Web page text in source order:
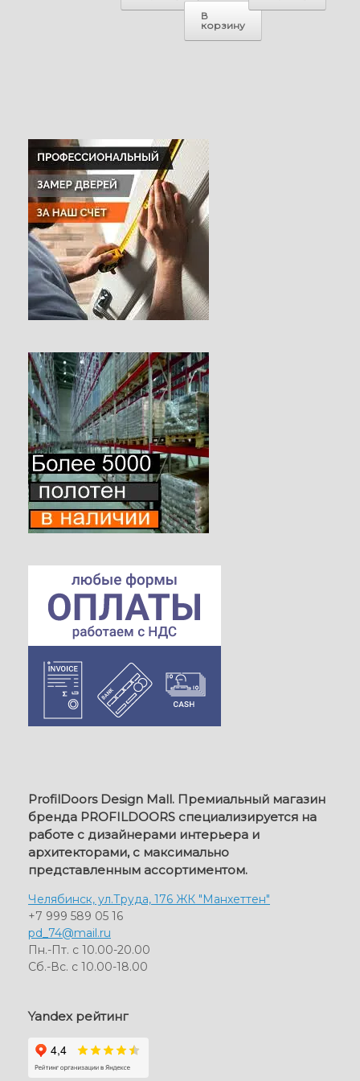
В
корзину
ProfilDoors Design Mall. Премиальный магазин
бренда PROFILDOORS специализируется на
работе с дизайнерами интерьера и
архитекторами, с максимально
представленным ассортиментом.
Челябинск, ул.Труда, 176 ЖК "Манхеттен"
+7 999 589 05 16
pd_74@mail.ru
Пн.-Пт. с 10.00-20.00
Сб.-Вс. с 10.00-18.00
Yandex рейтинг